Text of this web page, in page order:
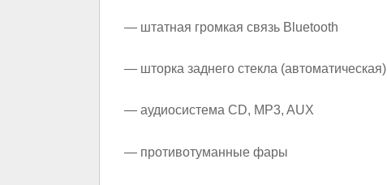
— штатная громкая связь Bluetooth
— шторка заднего стекла (автоматическая)
— аудиосистема CD, MP3, AUX
— противотуманные фары